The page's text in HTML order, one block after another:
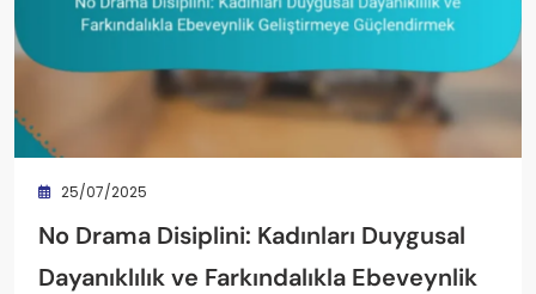
25/07/2025
No Drama Disiplini: Kadınları Duygusal
Dayanıklılık ve Farkındalıkla Ebeveynlik